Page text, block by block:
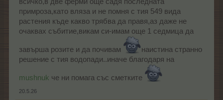
примроза,като вляза и не помня с тия 549 вида
растения къде какво трябва да правя,аз даже не
очаквах събитие,викам си-имам още 1 седмица да
завърша розите и да почивам
наистина странно
решение с тия водопади..иначе благодаря на
mushnuk че ни помага със сметките
20.5.26